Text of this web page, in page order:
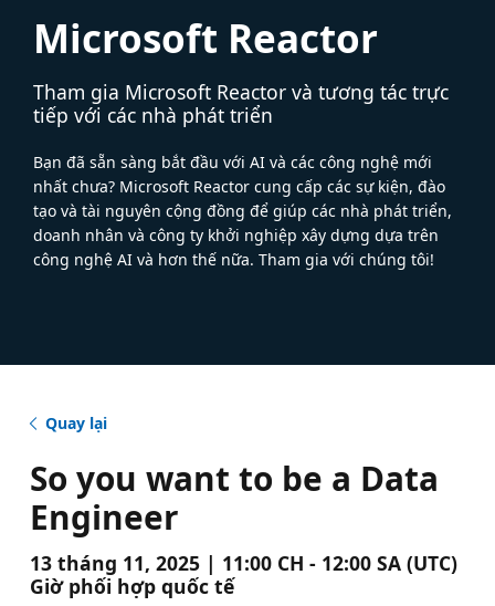
Microsoft Reactor
Tham gia Microsoft Reactor và tương tác trực
tiếp với các nhà phát triển
Bạn đã sẵn sàng bắt đầu với AI và các công nghệ mới
nhất chưa? Microsoft Reactor cung cấp các sự kiện, đào
tạo và tài nguyên cộng đồng để giúp các nhà phát triển,
doanh nhân và công ty khởi nghiệp xây dựng dựa trên
công nghệ AI và hơn thế nữa. Tham gia với chúng tôi!
Quay lại
So you want to be a Data
Engineer
13 tháng 11, 2025 | 11:00 CH - 12:00 SA (UTC)
Giờ phối hợp quốc tế